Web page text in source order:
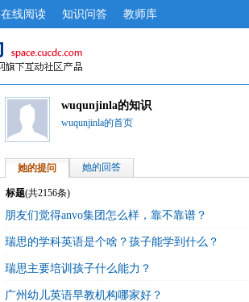
在线阅读 知识问答 教师库
wuqunjinla的知识
wuqunjinla的首页
她的提问 她的回答
标题(共2156条)
朋友们觉得anvo集团怎么样，靠不靠谱？
瑞思的学科英语是个啥？孩子能学到什么？
瑞思主要培训孩子什么能力？
广州幼儿英语早教机构哪家好？